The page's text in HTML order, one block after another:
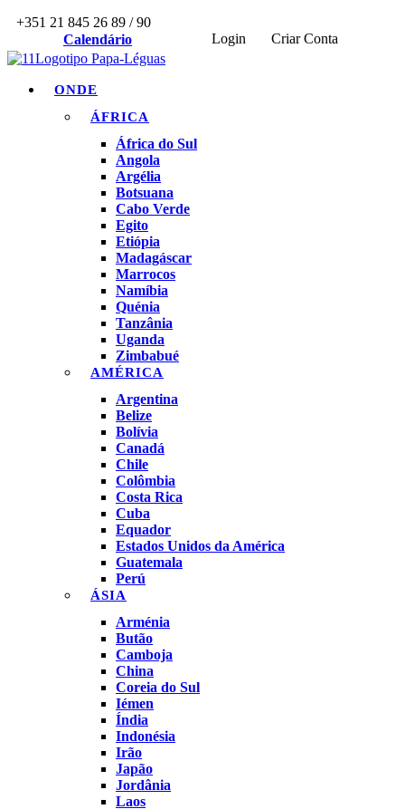
+351 21 845 26 89 / 90
Calendário
Login Criar Conta
ONDE
ÁFRICA
África do Sul
Angola
Argélia
Botsuana
Cabo Verde
Egito
Etiópia
Madagáscar
Marrocos
Namíbia
Quénia
Tanzânia
Uganda
Zimbabué
AMÉRICA
Argentina
Belize
Bolívia
Canadá
Chile
Colômbia
Costa Rica
Cuba
Equador
Estados Unidos da América
Guatemala
Perú
ÁSIA
Arménia
Butão
Camboja
China
Coreia do Sul
Iémen
Índia
Indonésia
Irão
Japão
Jordânia
Laos